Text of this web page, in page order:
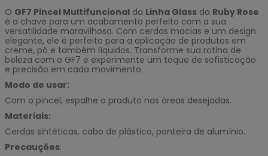
O GF7 Pincel Multifuncional da Linha Glass da Ruby Rose
é a chave para um acabamento perfeito com a sua
versatilidade maravilhosa. Com cerdas macias e um design
elegante, ele é perfeito para a aplicação de produtos em
creme, pó e também líquidos. Transforme sua rotina de
beleza com o GF7 e experimente um toque de sofisticação
e precisão em cada movimento.
Modo de usar:
Com o pincel, espalhe o produto nas áreas desejadas.
Materiais:
Cerdas sintéticas, cabo de plástico, ponteira de alumínio.
Precauções: